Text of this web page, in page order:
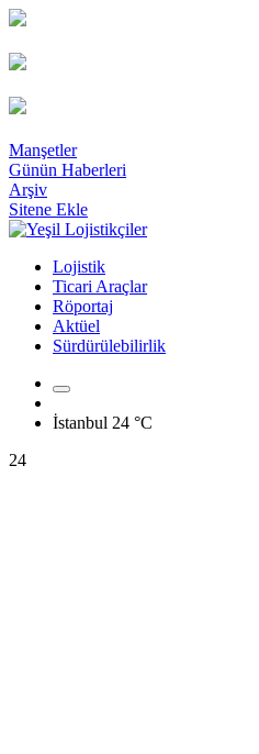
Manşetler
Günün Haberleri
Arşiv
Sitene Ekle
Lojistik
Ticari Araçlar
Röportaj
Aktüel
Sürdürülebilirlik
İstanbul 24 °C
24